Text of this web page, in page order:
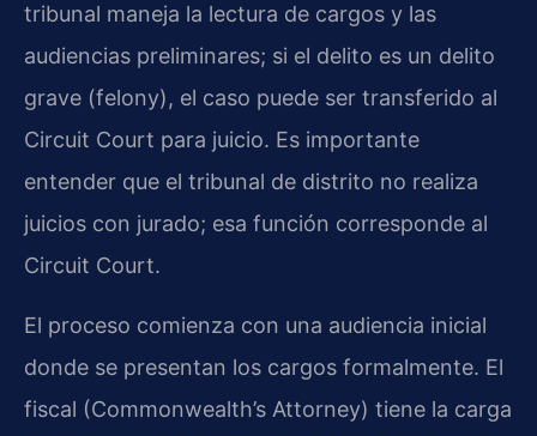
tribunal maneja la lectura de cargos y las
audiencias preliminares; si el delito es un delito
grave (felony), el caso puede ser transferido al
Circuit Court para juicio. Es importante
entender que el tribunal de distrito no realiza
juicios con jurado; esa función corresponde al
Circuit Court.
El proceso comienza con una audiencia inicial
donde se presentan los cargos formalmente. El
fiscal (Commonwealth’s Attorney) tiene la carga